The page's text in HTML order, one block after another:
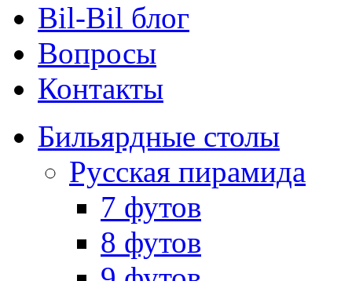
Bil-Bil блог
Вопросы
Контакты
Бильярдные столы
Русская пирамида
7 футов
8 футов